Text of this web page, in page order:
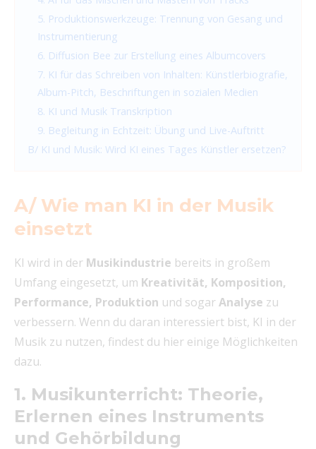
5. Produktionswerkzeuge: Trennung von Gesang und
Instrumentierung
6. Diffusion Bee zur Erstellung eines Albumcovers
7. KI für das Schreiben von Inhalten: Künstlerbiografie,
Album-Pitch, Beschriftungen in sozialen Medien
8. KI und Musik Transkription
9. Begleitung in Echtzeit: Übung und Live-Auftritt
B/ KI und Musik: Wird KI eines Tages Künstler ersetzen?
A/ Wie man KI in der Musik
einsetzt
KI wird in der Musikindustrie bereits in großem
Umfang eingesetzt, um Kreativität, Komposition,
Performance, Produktion und sogarAnalyse zu
verbessern. Wenn du daran interessiert bist, KI in der
Musik zu nutzen, findest du hier einige Möglichkeiten
dazu.
1. Musikunterricht: Theorie,
Erlernen eines Instruments
und Gehörbildung